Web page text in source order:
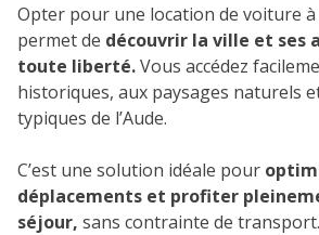
Opter pour une location de voiture à
permet de découvrir la ville et ses
toute liberté.Vous accédez
historiques, aux paysages naturels
typiques de l’Aude.
C’est une solution idéale pour
déplacements et profiter
séjour, sans contrainte de transport.